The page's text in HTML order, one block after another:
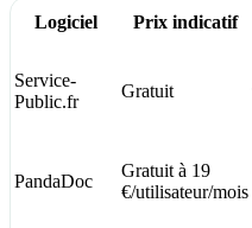
Logiciel Prix indicatif
Service-
Public.fr
Gratuit
PandaDoc
Gratuit à 19
€/utilisateur/mois